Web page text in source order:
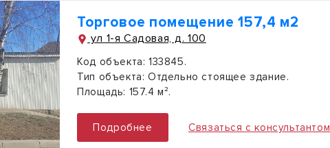
Торговое помещение 157,4 м2
ул 1-я Садовая, д. 100
Код объекта: 133845.
Тип объекта: Отдельно стоящее здание.
Площадь: 157.4 м².
Подробнее Связаться с консультантом